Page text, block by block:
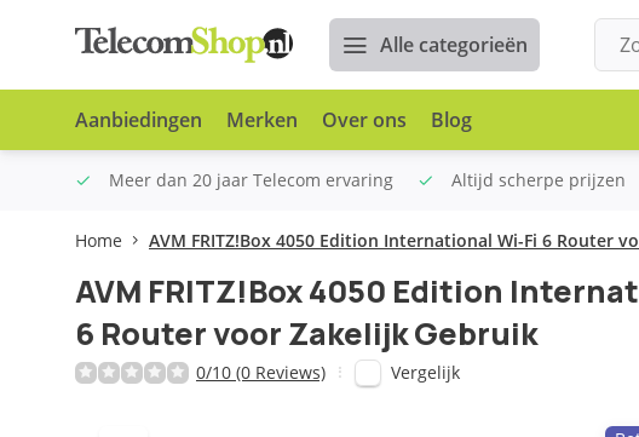
Alle categorieën
Aanbiedingen Merken Over ons Blog
Meer dan 20 jaar Telecom ervaring Altijd scherpe prijzen
Home AVM FRITZ!Box 4050 Edition International Wi-Fi 6 Router
AVM FRITZ!Box 4050 Edition
6 Router voor Zakelijk Gebruik
0/10 (0 Reviews) Vergelijk